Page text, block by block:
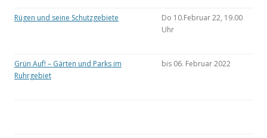
Rügen und seine Schutzgebiete
Do 10.Februar 22, 19.00
Uhr
Grün Auf! – Gärten und Parks im
Ruhrgebiet
bis 06. Februar 2022